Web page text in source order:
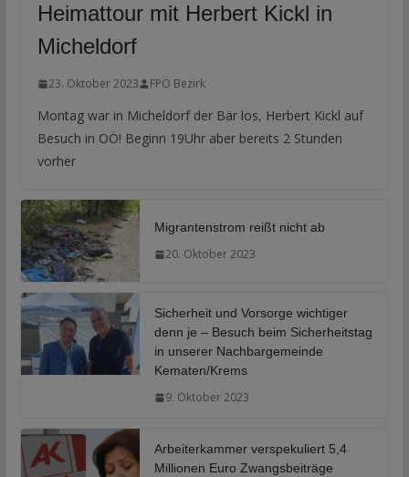
Heimattour mit Herbert Kickl in
Micheldorf
23. Oktober 2023 FPÖ Bezirk
Montag war in Micheldorf der Bär los, Herbert Kickl auf
Besuch in OÖ! Beginn 19Uhr aber bereits 2 Stunden
vorher
Migrantenstrom reißt nicht ab
20. Oktober 2023
Sicherheit und Vorsorge wichtiger
denn je – Besuch beim Sicherheitstag
in unserer Nachbargemeinde
Kematen/Krems
9. Oktober 2023
Arbeiterkammer verspekuliert 5,4
Millionen Euro Zwangsbeiträge